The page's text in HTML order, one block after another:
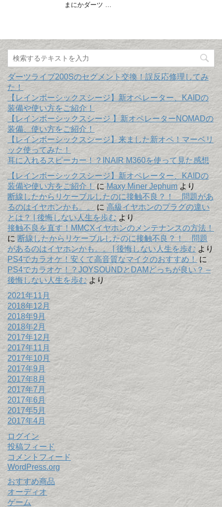
まにかダーツ …
ダーツライブ200Sのセグメント交換！誤反応修理してみ
た！
【レインボーシックスシージ】新オペレーター、KAIDの
装備や使い方をご紹介！
【レインボーシックスシージ 】新オペレーターNOMADの
装備、使い方をご紹介！
【レインボーシックスシージ】来ました新オペ！マーベリ
ック使ってみた！
耳に入れるスピーカー！？INAIR M360を使って見た感想
【レインボーシックスシージ】新オペレーター、KAIDの
装備や使い方をご紹介！
に Maxy Miner Jephum より
断線したからリケーブルしたのに接触不良？！ 問題があ
るのはイヤホンかも。。
に 高級イヤホンのプラグの違い
とは？ | 後悔しない人生を歩む より
接触不良を直す！MMCXイヤホンのメンテナンスの方法！
に 断線したからリケーブルしたのに接触不良？！ 問題
があるのはイヤホンかも。。 | 後悔しない人生を歩む より
PS4でカラオケ！安くて高音質なマイクのおすすめ！
に
PS4でカラオケ！？JOYSOUNDとDAMどっちが良い？ –
後悔しない人生を歩むより
2021年11月
2018年12月
2018年9月
2018年2月
2017年12月
2017年11月
2017年10月
2017年9月
2017年8月
2017年7月
2017年6月
2017年5月
2017年4月
ログイン
投稿フィード
コメントフィード
WordPress.org
おすすめ商品
オーディオ
ゲーム